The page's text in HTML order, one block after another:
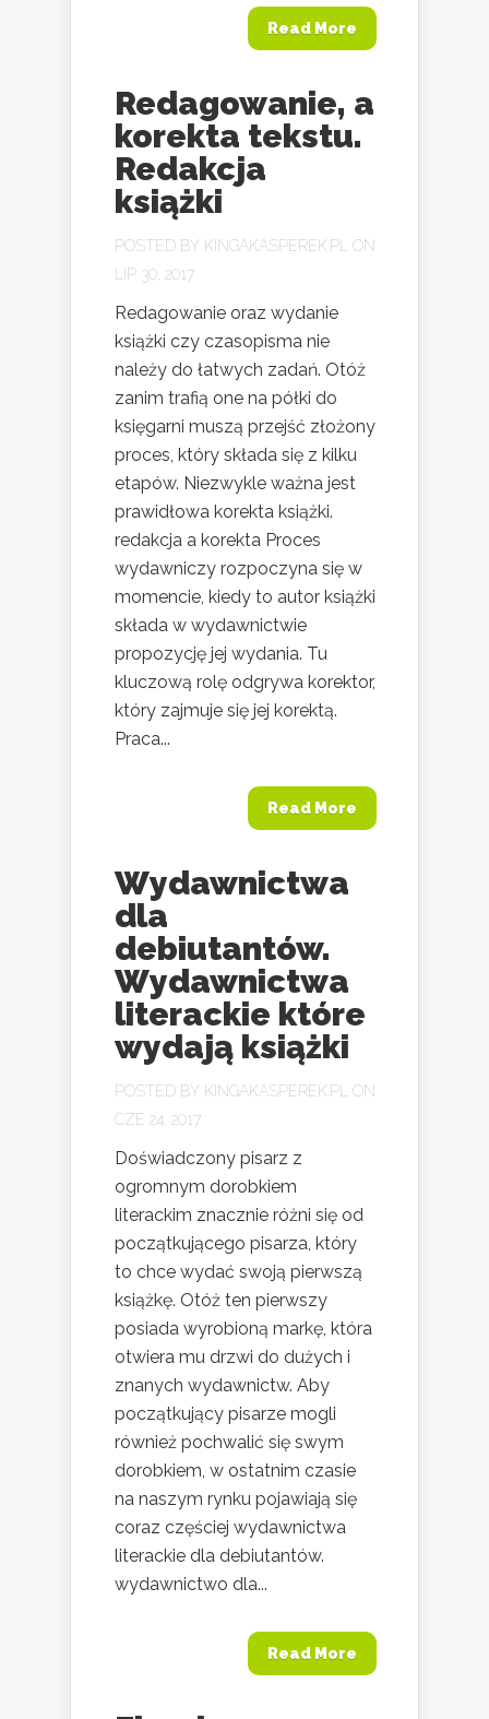
Read More
Redagowanie, a
korekta tekstu.
Redakcja
książki
POSTED BY KINGAKASPEREK.PL
ON
LIP 30, 2017
Redagowanie oraz wydanie
książki czy czasopisma nie
należy do łatwych zadań. Otóż
zanim trafią one na półki do
księgarni muszą przejść złożony
proces, który składa się z kilku
etapów. Niezwykle ważna jest
prawidłowa korekta książki.
redakcja a korekta Proces
wydawniczy rozpoczyna się w
momencie, kiedy to autor książki
składa w wydawnictwie
propozycję jej wydania. Tu
kluczową rolę odgrywa korektor,
który zajmuje się jej korektą.
Praca...
Read More
Wydawnictwa
dla
debiutantów.
Wydawnictwa
literackie które
wydają książki
POSTED BY KINGAKASPEREK.PL
ON
CZE 24, 2017
Doświadczony pisarz z
ogromnym dorobkiem
literackim znacznie różni się od
początkującego pisarza, który
to chce wydać swoją pierwszą
książkę. Otóż ten pierwszy
posiada wyrobioną markę, która
otwiera mu drzwi do dużych i
znanych wydawnictw. Aby
początkujący pisarze mogli
również pochwalić się swym
dorobkiem, w ostatnim czasie
na naszym rynku pojawiają się
coraz częściej wydawnictwa
literackie dla debiutantów.
wydawnictwo dla...
Read More